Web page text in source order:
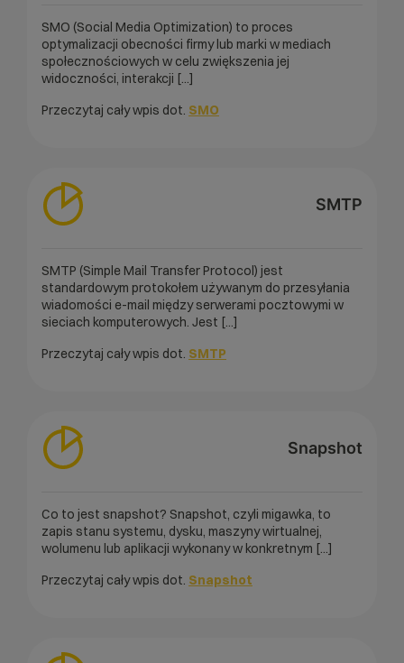
SMO (Social Media Optimization) to proces
optymalizacji obecności firmy lub marki w mediach
społecznościowych w celu zwiększenia jej
widoczności, interakcji [...]
Przeczytaj cały wpis dot. SMO
SMTP
SMTP (Simple Mail Transfer Protocol) jest
standardowym protokołem używanym do przesyłania
wiadomości e-mail między serwerami pocztowymi w
sieciach komputerowych. Jest [...]
Przeczytaj cały wpis dot. SMTP
Snapshot
Co to jest snapshot? Snapshot, czyli migawka, to
zapis stanu systemu, dysku, maszyny wirtualnej,
wolumenu lub aplikacji wykonany w konkretnym [...]
Przeczytaj cały wpis dot. Snapshot